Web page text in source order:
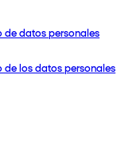
de datos personales
los datos personales